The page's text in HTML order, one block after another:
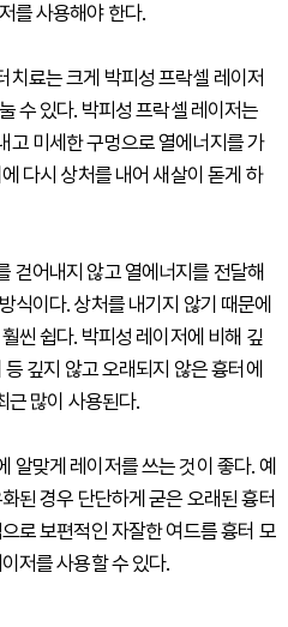
를 사용해야 한다.
치료는 크게 박피성 프락셀 레이저
수 있다. 박피성 프락셀 레이저는
고 미세한 구멍으로 열에너지를 가
다시 상처를 내어 새살이 돋게 하
걷어내지 않고 열에너지를 전달해
식이다. 상처를 내기지 않기 때문에
씬 쉽다. 박피성 레이저에 비해 깊
깊지 않고 오래되지 않은 흉터에
근 많이 사용된다.
알맞게 레이저를 쓰는 것이 좋다. 예
된 경우 단단하게 굳은 오래된 흉터
로 보편적인 자잘한 여드름 흉터 모
저를 사용할 수 있다.